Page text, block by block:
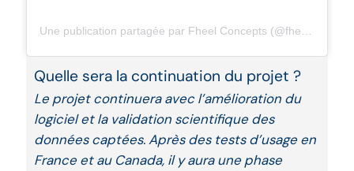
Quelle sera la continuation du projet ?
Le projet continuera avec l’amélioration du
logiciel et la validation scientifique des
données captées. Après des tests d’usage en
France et au Canada, il y aura une phase